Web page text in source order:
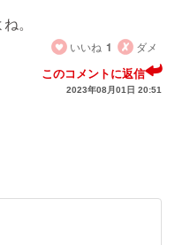
。
いいね 1 ダメ
このコメントに返信
2023年08月01日 20:51